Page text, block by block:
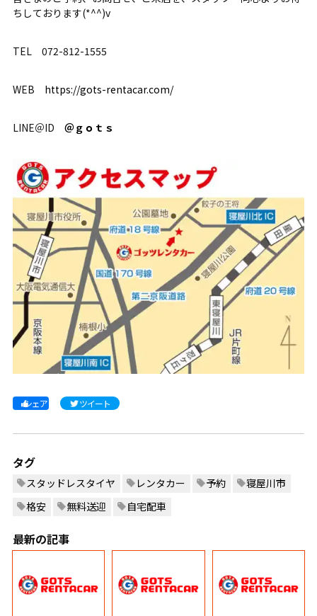
ちしております(*^^)v
TEL 072-812-1555
WEB https://gots-rentacar.com/
LINE＠ID ＠ｇｏｔｓ
シェア ツイート
タグ
スタッドレスタイヤ レンタカー 予約
寝屋川市
格安
無料送迎 自宅配車
最新の記事